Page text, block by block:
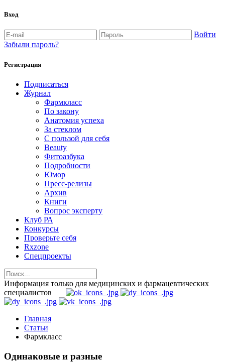
Вход
Войти
Забыли пароль?
Регистрация
Подписаться
Журнал
Фармкласс
По закону
Анатомия успеха
За стеклом
С пользой для себя
Beauty
Фитоазбука
Подробности
Юмор
Пресс-релизы
Архив
Книги
Вопрос эксперту
Клуб РА
Конкурсы
Проверьте себя
Rxzone
Спецпроекты
Информация только для медицинских и фармацевтических
специалистов
Главная
Статьи
Фармкласс
Одинаковые и разные